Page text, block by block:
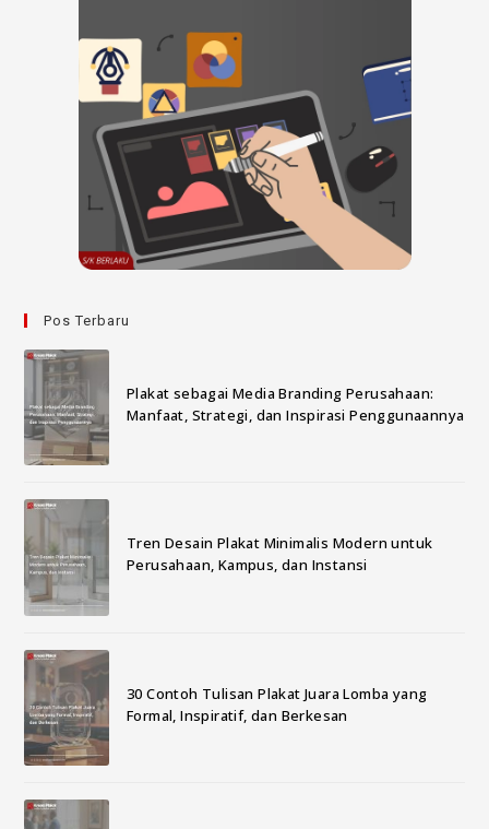
Pos Terbaru
Plakat sebagai Media Branding Perusahaan:
Manfaat, Strategi, dan Inspirasi Penggunaannya
Tren Desain Plakat Minimalis Modern untuk
Perusahaan, Kampus, dan Instansi
30 Contoh Tulisan Plakat Juara Lomba yang
Formal, Inspiratif, dan Berkesan